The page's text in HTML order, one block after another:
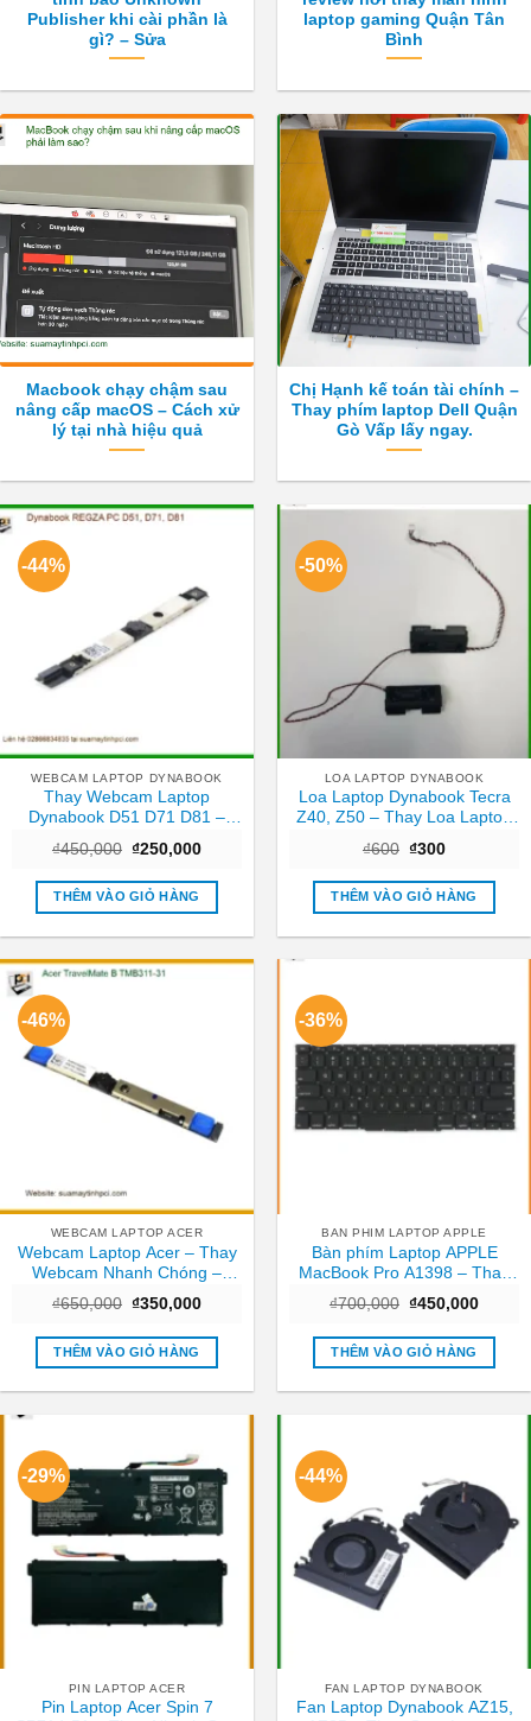
Publisher khi cài phần là
gì? – Sửa
laptop gaming Quận Tân
Bình
Macbook chạy chậm sau
nâng cấp macOS – Cách xử
lý tại nhà hiệu quả
Chị Hạnh kế toán tài chính –
Thay phím laptop Dell Quận
Gò Vấp lấy ngay.
-44%
WEBCAM LAPTOP DYNABOOK
Thay Webcam Laptop
Dynabook D51 D71 D81 –
TPHCM
₫450,000 Giá
là:
₫450,000.
₫250,000Giá
tại
₫250,000.
THÊM VÀO GIỎ HÀNG
-50%
LOA LAPTOP DYNABOOK
Loa Laptop Dynabook Tecra
Z40, Z50 – Thay Loa Laptop
₫600 Giá
là:
₫600.
₫300Giá
tại
là:
₫300.
THÊM VÀO GIỎ HÀNG
-46%
WEBCAM LAPTOP ACER
Webcam Laptop Acer – Thay
Webcam Nhanh Chóng –
₫650,000 Giá
là:
₫650,000.
₫350,000Giá
tại
₫350,000.
THÊM VÀO GIỎ HÀNG
-36%
BAN PHIM LAPTOP APPLE
Bàn phím Laptop APPLE
MacBook Pro A1398 – Thay
₫700,000 Giá
là:
₫700,000.
₫450,000Giá
tại
THÊM VÀO GIỎ HÀNG
-29%
PIN LAPTOP ACER
Pin Laptop Acer Spin 7
-44%
FAN LAPTOP DYNABOOK
Fan Laptop Dynabook AZ15,